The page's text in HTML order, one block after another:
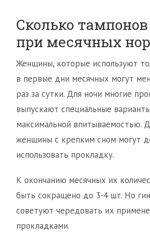
Сколько
при месячных
Женщины, которые используют
в первые дни месячных могут
раз за сутки. Для ночи многие
выпускают специальные
максимальной впитываемостью.
женщины с крепким сном могут
использовать прокладку.
К окончанию месячных их
быть сокращено до 3-4 шт. Но
советуют чередовать их
прокладками.